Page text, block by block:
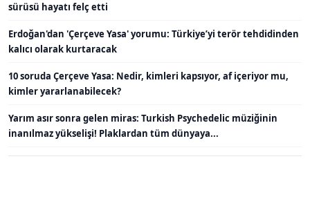
sürüsü hayatı felç etti
Erdoğan'dan 'Çerçeve Yasa' yorumu: Türkiye’yi terör tehdidinden
kalıcı olarak kurtaracak
10 soruda Çerçeve Yasa: Nedir, kimleri kapsıyor, af içeriyor mu,
kimler yararlanabilecek?
Yarım asır sonra gelen miras: Turkish Psychedelic müziğinin
inanılmaz yükselişi! Plaklardan tüm dünyaya...